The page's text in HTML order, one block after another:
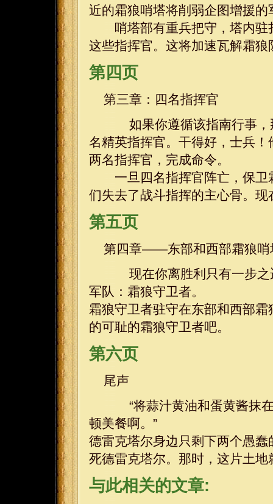
近的霜狼哨塔将削弱企图增援的
哨塔部有重兵把守，塔内驻
这些指挥官。这将加速瓦解霜狼
第四页
第三章：四名指挥官
如果你遵循该指南行事，
名精英指挥官。干得好，士兵
两名指挥官，完成命令。
一旦四名指挥官阵亡，保卫
们失去了战斗指挥的主心骨。现
第五页
第四章——东部和西部霜狼哨
现在你离胜利只有一步之
军队：霜狼守卫者。
霜狼守卫者驻守在东部和西部
的可耻的霜狼守卫者吧。
第六页
尾声
“将蒜汁黄油和蛋黄酱抹在
顿美餐啊。”
德雷克塔尔身边只剩下两个愚
死德雷克塔尔。那时，这片土
与此相关的文章: